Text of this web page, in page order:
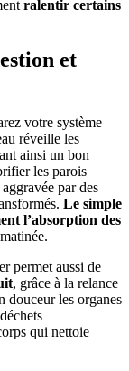
ralentir certains
et
votre système
réveille les
ainsi un bon
les parois
par des
Le simple
l’absorption des
permet aussi de
, grâce à la relance
douceur les organes
qui nettoie